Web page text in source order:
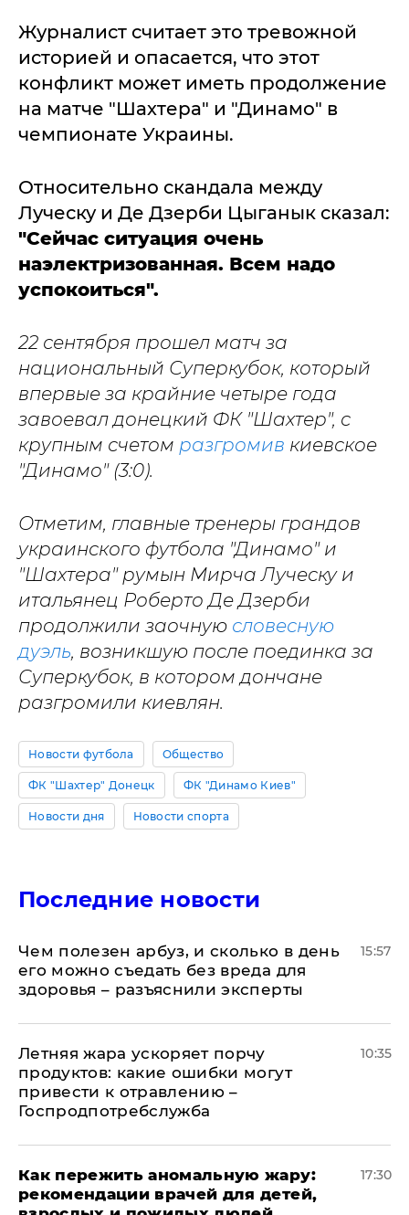
Журналист считает это тревожной
историей и опасается, что этот
конфликт может иметь продолжение
на матче "Шахтера" и "Динамо" в
чемпионате Украины.
Относительно скандала между
Луческу и Де Дзерби Цыганык сказал:
"Сейчас ситуация очень
наэлектризованная. Всем надо
успокоиться".
22 сентября прошел матч за
национальный Суперкубок, который
впервые за крайние четыре года
завоевал донецкий ФК "Шахтер", с
крупным счетом разгромив киевское
"Динамо" (3:0).
Отметим, главные тренеры грандов
украинского футбола "Динамо" и
"Шахтера" румын Мирча Луческу и
итальянец Роберто Де Дзерби
продолжили заочную словесную
дуэль, возникшую после поединка за
Суперкубок, в котором дончане
разгромили киевлян.
Новости футбола Общество
ФК "Шахтер" Донецк ФК "Динамо Киев"
Новости дня Новости спорта
Последние новости
Чем полезен арбуз, и сколько в день
его можно съедать без вреда для
здоровья – разъяснили эксперты
15:57
Летняя жара ускоряет порчу
продуктов: какие ошибки могут
привести к отравлению –
Госпродпотребслужба
10:35
Как пережить аномальную жару:
рекомендации врачей для детей,
17:30